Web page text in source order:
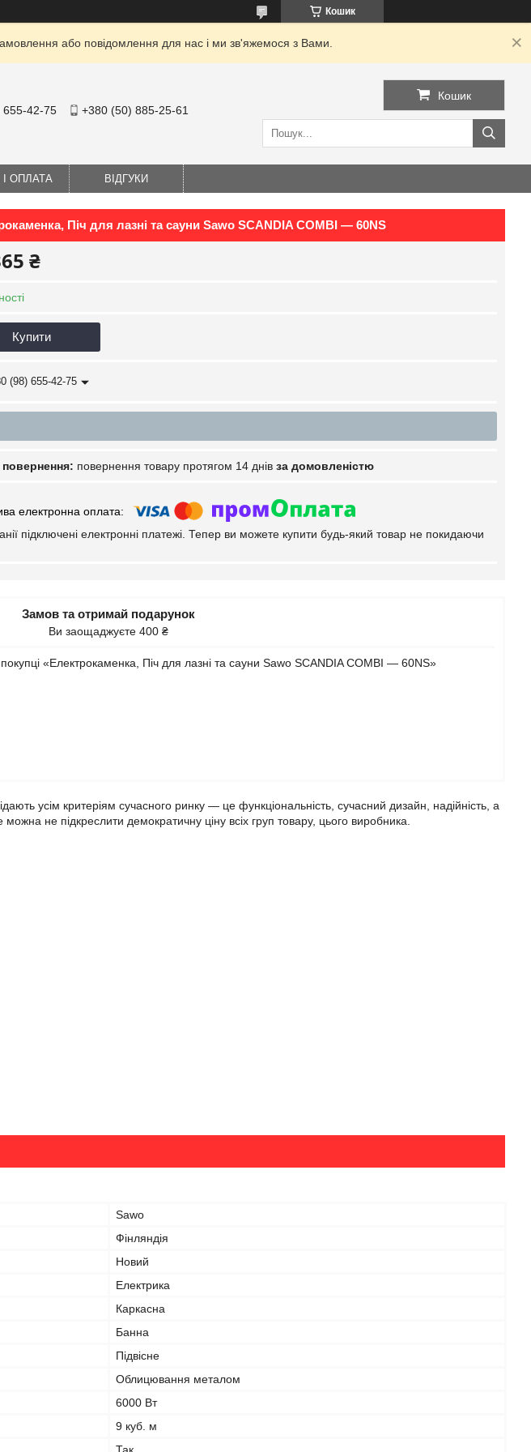
Кошик
або повідомлення для нас і ми зв'яжемося з Вами.
655-42-75 +380 (50) 885-25-61
Кошик
ОПЛАТА ВІДГУКИ
Піч для лазні та сауни Sawo SCANDIA COMBI — 60NS
₴
Купити
(98) 655-42-75
повернення товару протягом 14 днів за домовленістю
підключені електронні платежі. Тепер ви можете купити будь-який товар не покидаючи
Замов та отримай подарунок
Ви заощаджуєте 400 ₴
«Електрокаменка, Піч для лазні та сауни Sawo SCANDIA COMBI — 60NS»
усім критеріям сучасного ринку — це функціональність, сучасний дизайн, надійність, а
не підкреслити демократичну ціну всіх груп товару, цього виробника.
Sawo
Фінляндія
Новий
Електрика
Каркасна
Банна
Підвісне
Облицювання металом
6000 Вт
9 куб. м